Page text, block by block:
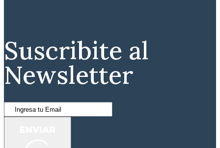
Suscribite al
Newsletter